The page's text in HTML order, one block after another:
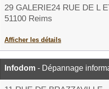
29 GALERIE24 RUE DE L
51100 Reims
Afficher les détails
Infodom - Dépannage